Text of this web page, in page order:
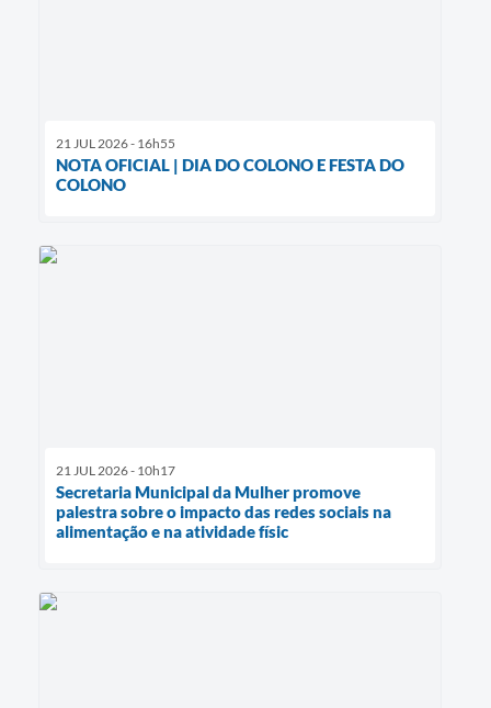
21 JUL 2026 - 16h55
NOTA OFICIAL | DIA DO COLONO E FESTA DO
COLONO
21 JUL 2026 - 10h17
Secretaria Municipal da Mulher promove
palestra sobre o impacto das redes sociais na
alimentação e na atividade físic